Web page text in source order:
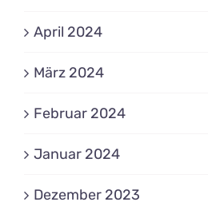
April 2024
März 2024
Februar 2024
Januar 2024
Dezember 2023